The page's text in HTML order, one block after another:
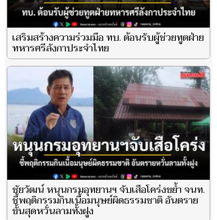
เสริมสร้างความร่วมมือ ทบ. ต้อนรับผู้ช่วยทูตฝ่าย
ทหารศรีลังกาประจำไทย
ชัยวัฒน์ หนุนกรมอุทยานฯ จับเสือโคร่งขย้ำ จนท.
ชี้พฤติกรรมกินเนื้อมนุษย์ผิดธรรมชาติ อันตราย
ขั้นสุดหวั่นลามทั้งฝูง